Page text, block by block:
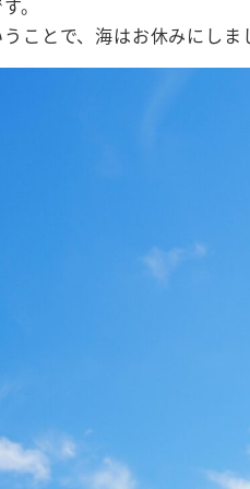
ことで、海はお休みにしま